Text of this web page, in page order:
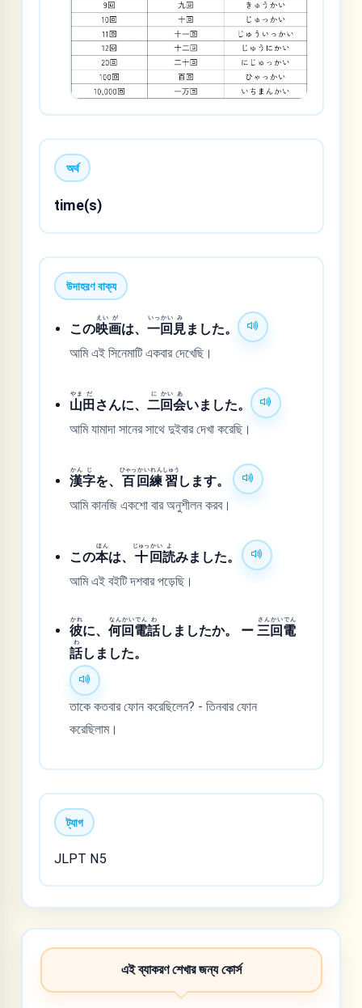
অর্থ
time(s)
উদাহরণ বাক্য
この映
えい
画
が
は、一
いっ
回
かい
見
み
ました。
আমি এই সিনেমাটি একবার দেখেছি।
山
やま
田
だ
さんに、二
に
回
かい
会
あ
いました。
আমি যামাদা সানের সাথে দুইবার দেখা করেছি।
漢
かん
字
じ
を、 百
ひゃっ
回
かい
練
れん
習
しゅう
します。
আমি কানজি একশো বার অনুশীলন করব।
この本
ほん
は、 十
じゅっ
回
かい
読
よ
みました。
আমি এই বইটি দশবার পড়েছি।
彼
かれ
に、何
なん
回
かい
電
でん
話
わ
しましたか。 ー三
さん
回
かい
電
でん
話
わ
しました。
তাকে কতবার ফোন করেছিলেন? - তিনবার ফোন
করেছিলাম।
ট্যাগ
JLPT N5
এই ব্যাকরণ শেখার জন্য কোর্স